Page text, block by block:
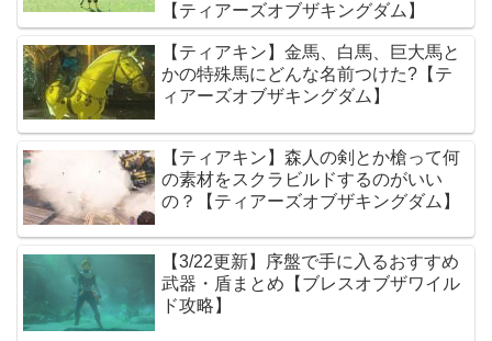
【ティアーズオブザキングダム】
【ティアキン】金馬、白馬、巨大馬と
かの特殊馬にどんな名前つけた?【テ
ィアーズオブザキングダム】
【ティアキン】森人の剣とか槍って何
の素材をスクラビルドするのがいい
の？【ティアーズオブザキングダム】
【3/22更新】序盤で手に入るおすすめ
武器・盾まとめ【ブレスオブザワイル
ド攻略】